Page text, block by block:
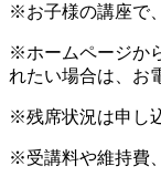
※お子様の講座で
※ホームページか
れたい場合は、お
※残席状況は申し
※受講料や維持費